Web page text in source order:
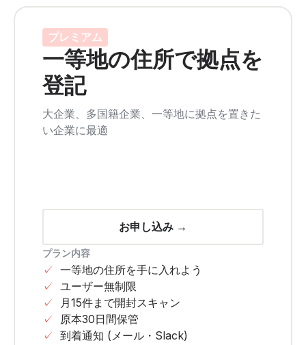
プレミアム
一等地の住所で拠点を
登記
大企業、多国籍企業、一等地に拠点を置きた
い企業に最適
お申し込み →
プラン内容
✓ 一等地の住所を手に入れよう
✓ ユーザー無制限
✓
月15件まで開封スキャン
✓
原本30日間保管
✓ 到着通知 (メール・Slack)